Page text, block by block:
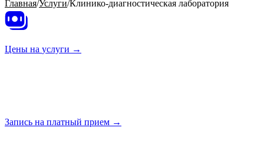
Главная/Услуги/Клинико-диагностическая лаборатория
Цены на услуги →
Запись на платный прием →